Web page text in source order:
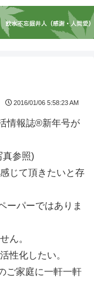
2016/01/06 5:58:23 AM
情報誌®新年号が
真参照)
じて頂きたいと存
ーパーではありま
ん。
性化したい。
ご家庭に一軒一軒